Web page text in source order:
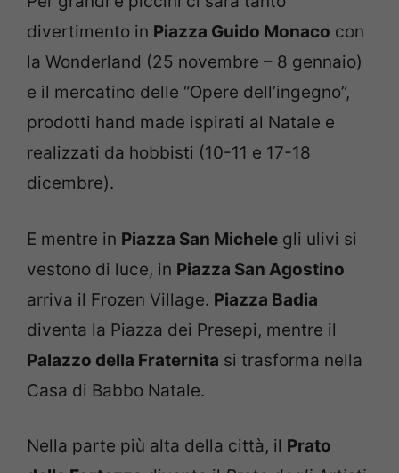
divertimento in Piazza Guido Monaco con
la Wonderland (25 novembre – 8 gennaio)
e il mercatino delle “Opere dell’ingegno”,
prodotti hand made ispirati al Natale e
realizzati da hobbisti (10-11 e 17-18
dicembre).
E mentre in Piazza San Michele gli ulivi si
vestono di luce, in Piazza San Agostino
arriva il Frozen Village. Piazza Badia
diventa la Piazza dei Presepi, mentre il
Palazzo della Fraternita si trasforma nella
Casa di Babbo Natale.
Nella parte più alta della città, il Prato